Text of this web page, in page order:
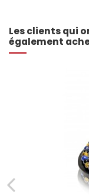
Les clients qui
également